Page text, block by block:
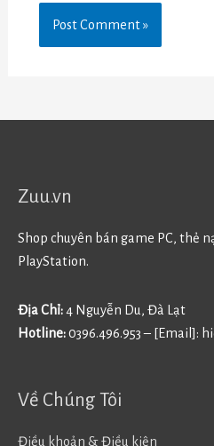
Zuu.vn
Shop chuyên bán game PC, thẻ
PlayStation.
Địa Chỉ:4 Nguyễn Du, Đà Lạt
Hotline:0396.496.953 – [Email]:
Về Chúng Tôi
Điều khoản & Điều kiện